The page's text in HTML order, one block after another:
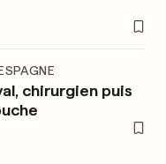
chirurgien puis